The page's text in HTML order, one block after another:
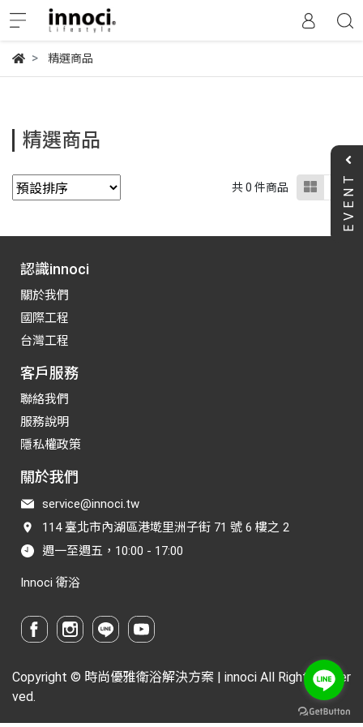
精選商品
精選商品
共 0 件商品
認識innoci
關於我們
國際工程
台灣工程
客戶服務
聯絡我們
服務說明
隱私權政策
關於我們
service@innoci.tw
114 臺北市內湖區港墘里洲子街 71 號 6 樓之 2
週一至週五，10:00 - 17:00
Innoci 衛浴
Copyright © 時尚優雅衛浴解決方案 | innoci All Rights Reser
ved.
EVENT